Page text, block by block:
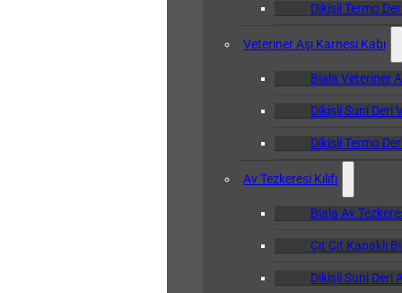
Dikişli Termo
Veteriner Aşı Karnesi Kabı
Biala Veteriner
Dikişli Suni Deri
Dikişli Termo
Av Tezkeresi Kılıfı
Biala Av
Çıt Çıt Kapaklı
Dikişli Suni Deri